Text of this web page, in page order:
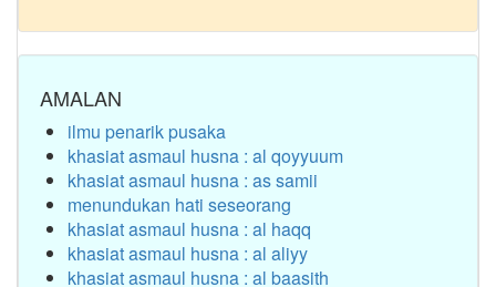
AMALAN
ilmu penarik pusaka
khasiat asmaul husna : al qoyyuum
khasiat asmaul husna : as samii
menundukan hati seseorang
khasiat asmaul husna : al haqq
khasiat asmaul husna : al aliyy
khasiat asmaul husna : al baasith